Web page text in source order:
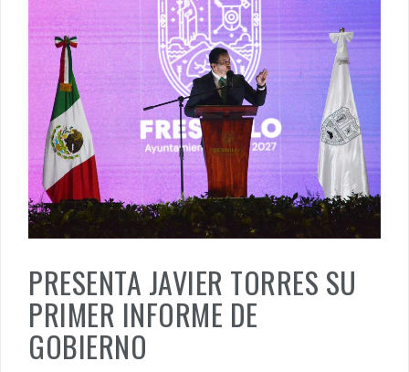
PRESENTA JAVIER TORRES SU
PRIMER INFORME DE
GOBIERNO